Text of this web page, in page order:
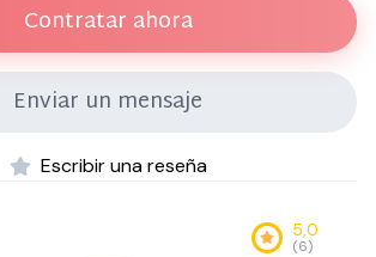
Contratar ahora
Enviar un mensaje
Escribir una reseña
5,0
(6)